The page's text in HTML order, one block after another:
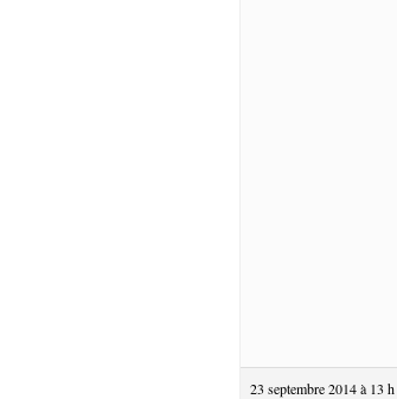
23 septembre 2014 à 13